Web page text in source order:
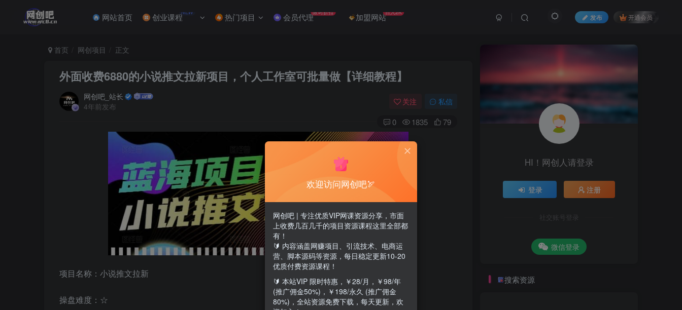
网站首页 创业课程NEW 热门项目 会员代理限时折扣 加盟网站日入2K
发布 开通会员
首页 网创项目 正文
外面收费6880的小说推文拉新项目，个人工作室可批量做【详细教程】
网创吧_站长
4年前发布
关注 私信
0 1835 79
项目名称：小说推文拉新
操盘难度：☆
HI！网创人请登录
登录 注册
社交账号登录
微信登录
搜索资源
欢迎访问网创吧🏹
网创吧 | 专注优质VIP网课资源分享，市面
上收费几百几千的项目资源课程这里全部都
有！
🔰 内容涵盖网赚项目、引流技术、电商运
营、脚本源码等资源，每日稳定更新10-20
优质付费资源课程！
🔰 本站VIP 限时特惠，￥28/月，￥98/年
(推广佣金50%)，￥198/永久 (推广佣金
80%)，全站资源免费下载，每天更新，欢